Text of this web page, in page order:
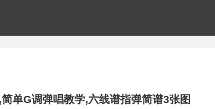
单G调弹唱教学,六线谱指弹简谱3张图